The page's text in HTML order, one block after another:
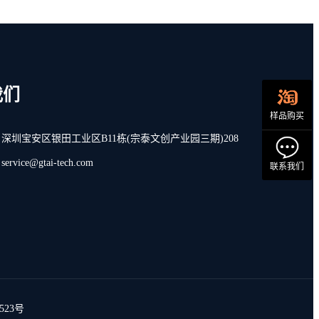
圳宝安区银田工业区B11栋(宗泰文创产业园三期)208
tech.com
号
样品购买
联系我们